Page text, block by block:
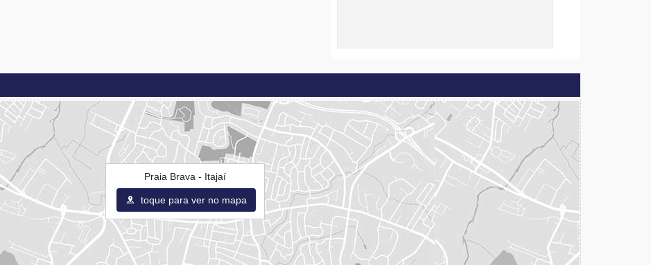
Praia Brava - Itajaí
toque para ver no mapa